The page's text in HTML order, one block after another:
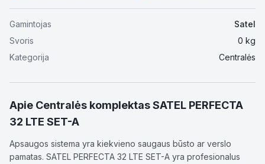
Gamintojas
Satel
Svoris
0 kg
Kategorija
Centralės
Apie Centralės komplektas SATEL PERFECTA
32 LTE SET-A
Apsaugos sistema yra kiekvieno saugaus būsto ar verslo
pamatas. SATEL PERFECTA 32 LTE SET-A yra profesionalus